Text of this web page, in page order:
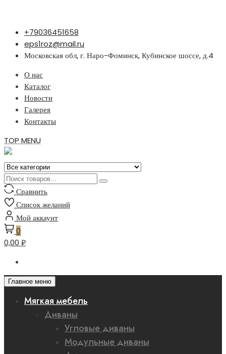
Перейти
содержимому
+79036451658
eps1roz@mail.ru
Московская обл, г. Наро-Фоминск, Кубинское шоссе, д.4
О нас
Каталог
Новости
Галерея
Контакты
TOP MENU
Сравнить
Список желаний
Мой аккаунт
0
0,00 ₽
Главное меню
Мягкая мебель
Диваны
Угловые диваны
Модульные диваны